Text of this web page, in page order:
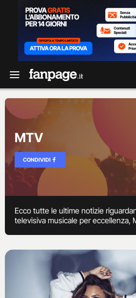
MTV
CONDIVIDI
Ecco tutte le ultime notizie
televisiva musicale per eccellenza,